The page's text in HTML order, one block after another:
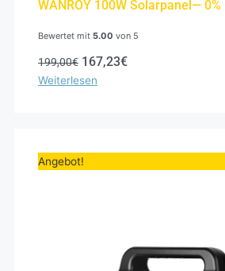
WANROY 100W Solarpanel— 0%
Bewertet mit 5.00 von 5
199,00€ 167,23€
Weiterlesen
Angebot!Preis
war:
Preis
ist: